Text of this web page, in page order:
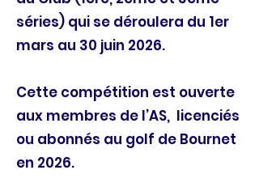
séries) qui se déroulera du 1er
mars au 30 juin 2026.
Cette compétition est ouverte
aux membres de l’AS, licenciés
ou abonnés au golf de Bournet
en 2026.